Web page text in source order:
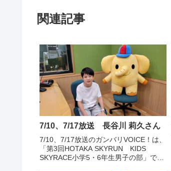
関連記事
7/10、7/17放送 長谷川 莉久さん
7/10、7/17放送のガンバリVOICE！は、
「第3回HOTAKA SKYRUN KIDS
SKYRACE小学5・6年生男子の部」で2